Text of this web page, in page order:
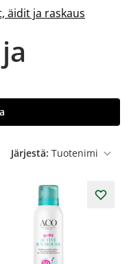
äidit ja raskaus
Järjestä: